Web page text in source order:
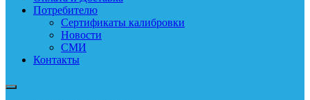
Потребителю
Сертификаты калибровки
Новости
СМИ
Контакты